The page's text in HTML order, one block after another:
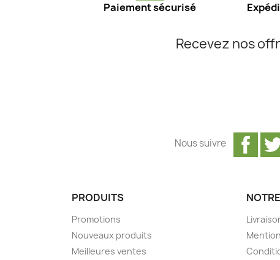
Paiement sécurisé
Recevez nos
Nous suivre
PRODUITS
Promotions
Nouveaux produits
Meilleures ventes